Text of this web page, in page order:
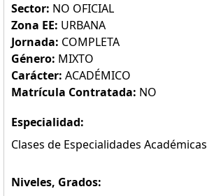
Sector: NO OFICIAL
Zona EE: URBANA
Jornada: COMPLETA
Género: MIXTO
Carácter: ACADÉMICO
Matrícula Contratada: NO
Especialidad:
Clases de Especialidades Académicas
Niveles, Grados: